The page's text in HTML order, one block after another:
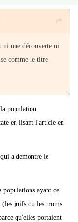
ni une découverte ni
comme le titre
population
en lisant l'article en
a demontre le
ayant ce
(les juifs ou les rroms
qu'elles portaient